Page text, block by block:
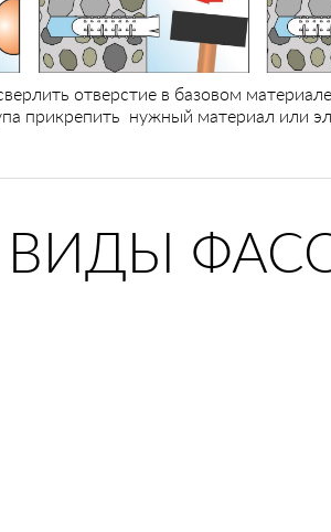
отверстие в базовом
прикрепить нужный материал или
ВИДЫ